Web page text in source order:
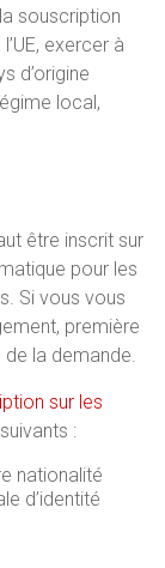
souscription
exercer à
d’origine
local,
être inscrit sur
pour les
Si vous vous
première
de la demande.
sur les
:
nationalité
d’identité